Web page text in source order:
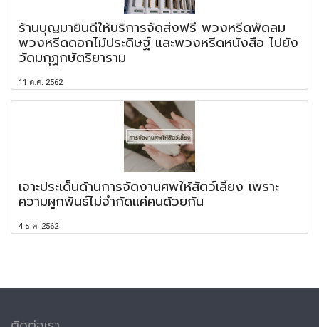
ร้านบุญมายินดีให้บริการจัดส่งฟรี พวงหรีดพัดลม
พวงหรีดดอกไม้ประดิษฐ์ และพวงหรีดหนังสือ ไปยัง
วัดมกุฏกษัตริยาราม
11 ต.ค. 2562
เจาะประเด็นด้านการจัดงานศพให้สัตว์เลี้ยง เพราะ
ความผูกพันธ์ไม่จำกัดแค่คนด้วยกัน
4 ธ.ค. 2562